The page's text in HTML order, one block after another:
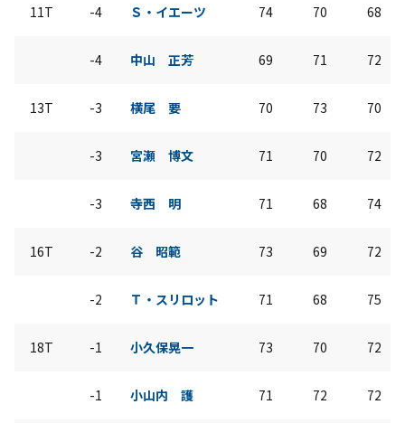
11T -4 Ｓ・イエーツ 74 70 68
-4 中山 正芳 69 71 72
13T -3 横尾 要 70 73 70
-3 宮瀬 博文 71 70 72
-3 寺西 明 71 68 74
16T -2 谷 昭範 73 69 72
-2 Ｔ・スリロット 71 68 75
18T -1 小久保晃一 73 70 72
-1 小山内 護 71 72 72